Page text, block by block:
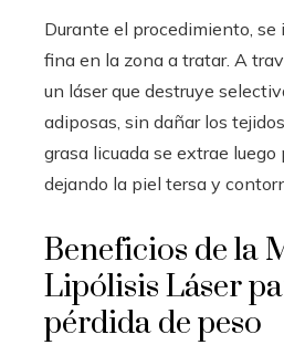
Durante el procedimiento, se
fina en la zona a tratar. A
un láser que destruye
adiposas, sin dañar los
grasa licuada se extrae luego
dejando la piel tersa y
Beneficios de la
Lipólisis Láser
pérdida de peso